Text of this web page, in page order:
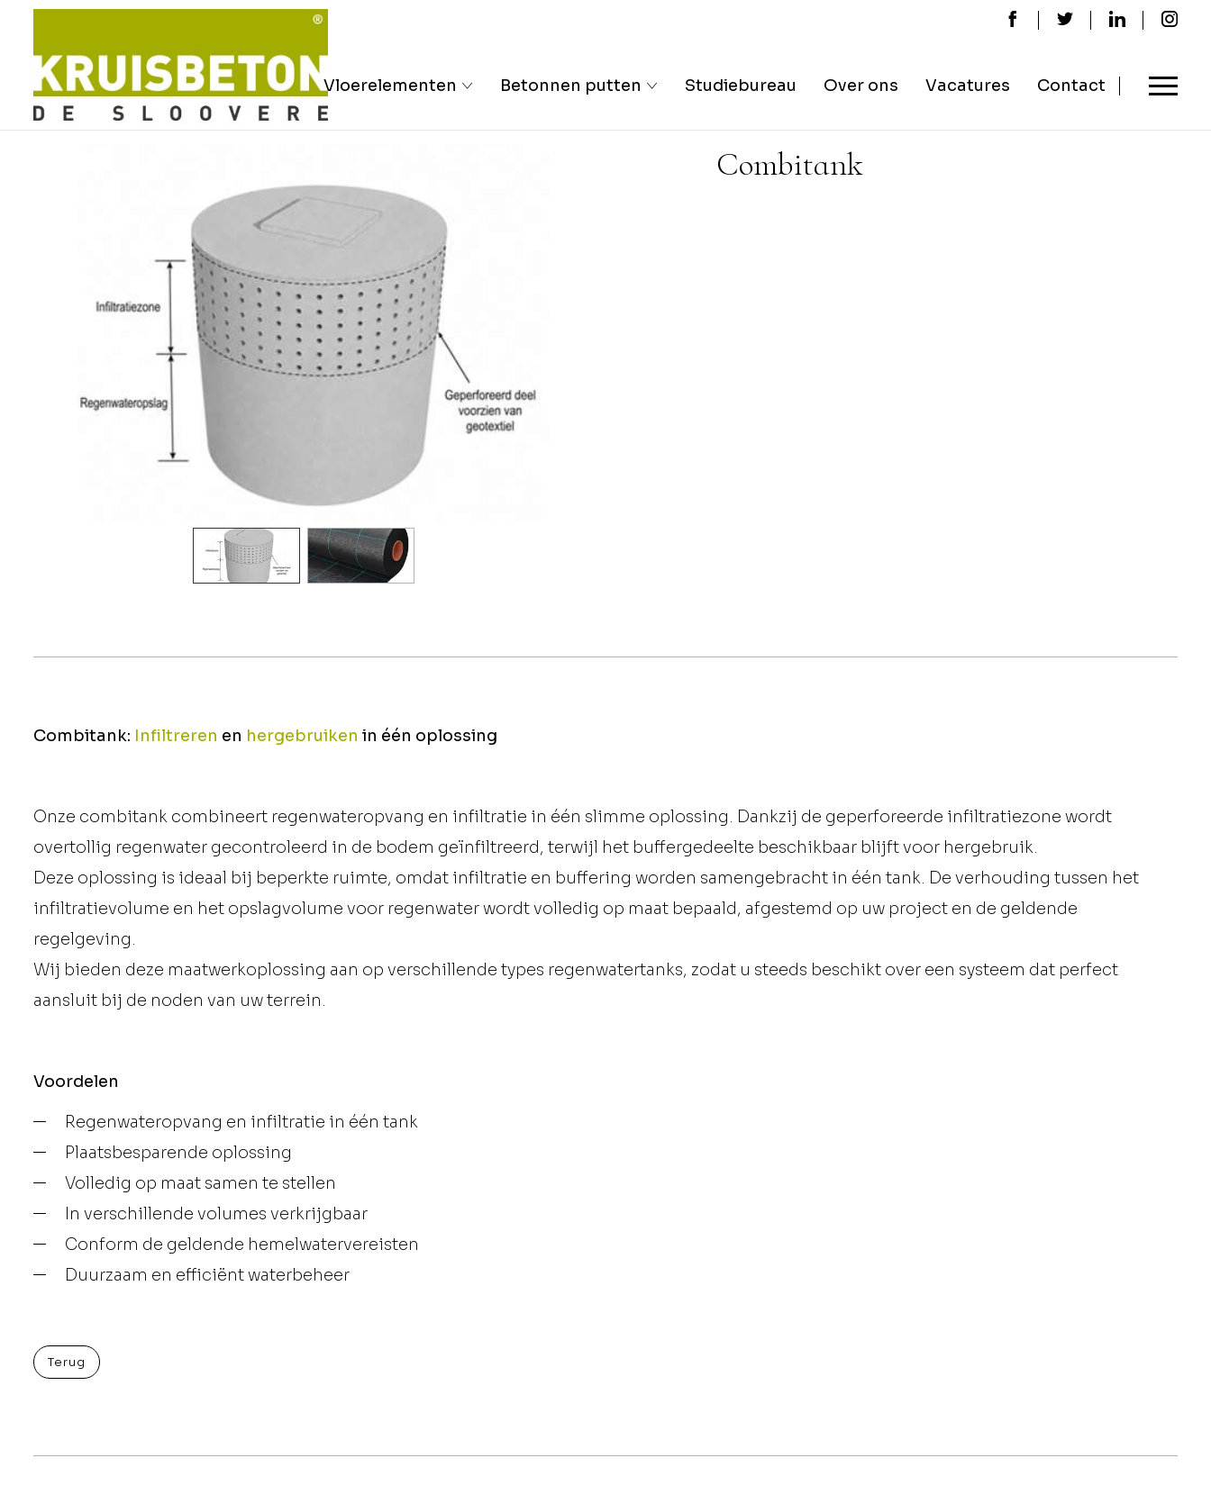
Vloerelementen Betonnen putten Studiebureau Over ons Vacatures Contact
Combitank
Combitank: Infiltreren en hergebruiken in één oplossing
Onze combitank combineert regenwateropvang en infiltratie in één slimme oplossing. Dankzij de geperforeerde infiltratiezone wordt
overtollig regenwater gecontroleerd in de bodem geïnfiltreerd, terwijl het buffergedeelte beschikbaar blijft voor hergebruik.
Deze oplossing is ideaal bij beperkte ruimte, omdat infiltratie en buffering worden samengebracht in één tank. De verhouding tussen het
infiltratievolume en het opslagvolume voor regenwater wordt volledig op maat bepaald, afgestemd op uw project en de geldende
regelgeving.
Wij bieden deze maatwerkoplossing aan op verschillende types regenwatertanks, zodat u steeds beschikt over een systeem dat perfect
aansluit bij de noden van uw terrein.
Voordelen
Regenwateropvang en infiltratie in één tank
Plaatsbesparende oplossing
Volledig op maat samen te stellen
In verschillende volumes verkrijgbaar
Conform de geldende hemelwatervereisten
Duurzaam en efficiënt waterbeheer
Terug